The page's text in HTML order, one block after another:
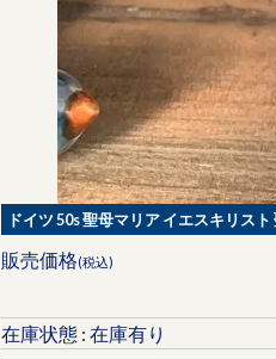
ドイツ 50s 聖母マリア イエスキリス
販売価格(税込)
在庫状態 : 在庫有り